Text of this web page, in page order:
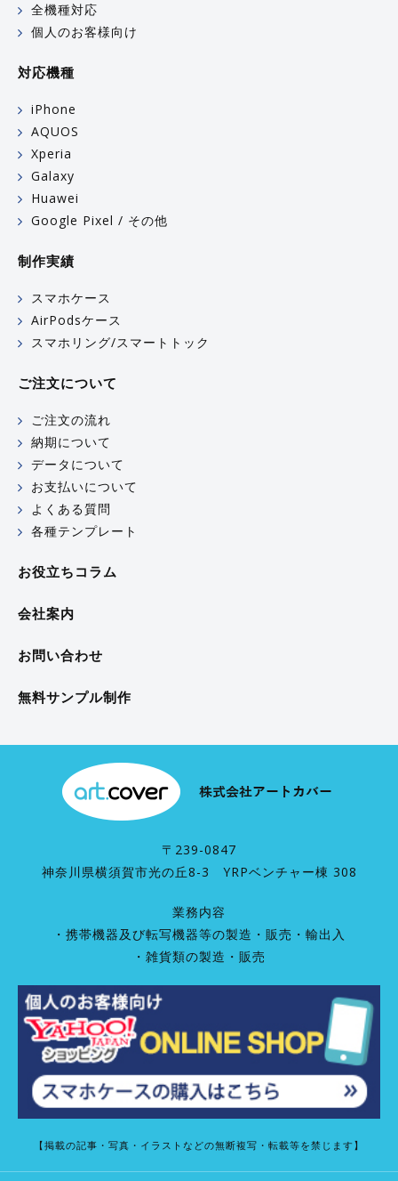
全機種対応
個人のお客様向け
対応機種
iPhone
AQUOS
Xperia
Galaxy
Huawei
Google Pixel / その他
制作実績
スマホケース
AirPodsケース
スマホリング/スマートトック
ご注文について
ご注文の流れ
納期について
データについて
お支払いについて
よくある質問
各種テンプレート
お役立ちコラム
会社案内
お問い合わせ
無料サンプル制作
〒239-0847
神奈川県横須賀市光の丘8-3 YRPベンチャー棟 308
業務内容
・携帯機器及び転写機器等の製造・販売・輸出入
・雑貨類の製造・販売
【掲載の記事・写真・イラストなどの無断複写・転載等を禁じます】